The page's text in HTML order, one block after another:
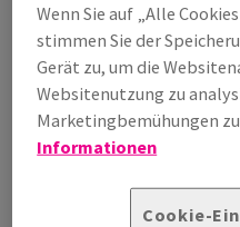
CKB Nude
Mehrlagiger Kraftkarton aus
natürlichem Farbton (braun/
Zeige
Wenn Sie auf „Alle
stimmen Sie der
Gerät zu, um die
Websitenutzung zu
Marketingbemühungen
Informationen
Cookie-